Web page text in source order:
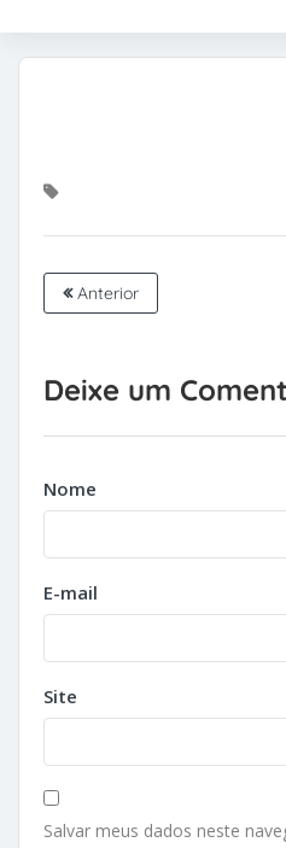
Anterior
Deixe um
Nome
E-mail
Site
Salvar meus dados neste